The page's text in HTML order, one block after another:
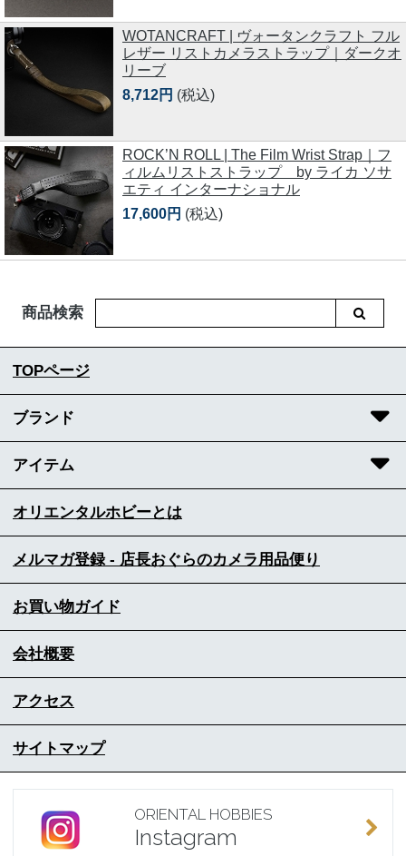
WOTANCRAFT | ヴォータンクラフト フル
レザー リストカメラストラップ｜ダークオ
リーブ
8,712円 (税込)
ROCK’N ROLL | The Film Wrist Strap｜フ
ィルムリストストラップ by ライカ ソサ
エティ インターナショナル
17,600円 (税込)
商品検索
TOPページ
ブランド
アイテム
オリエンタルホビーとは
メルマガ登録 - 店長おぐらのカメラ用品便り
お買い物ガイド
会社概要
アクセス
サイトマップ
ORIENTAL HOBBIES
Instagram